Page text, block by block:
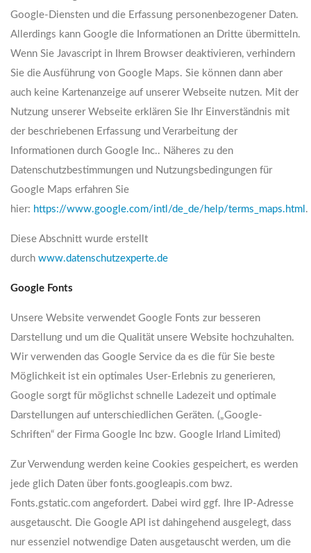
Google-Diensten und die Erfassung personenbezogener Daten.
Allerdings kann Google die Informationen an Dritte übermitteln.
Wenn Sie Javascript in Ihrem Browser deaktivieren, verhindern
Sie die Ausführung von Google Maps. Sie können dann aber
auch keine Kartenanzeige auf unserer Webseite nutzen. Mit der
Nutzung unserer Webseite erklären Sie Ihr Einverständnis mit
der beschriebenen Erfassung und Verarbeitung der
Informationen durch Google Inc.. Näheres zu den
Datenschutzbestimmungen und Nutzungsbedingungen für
Google Maps erfahren Sie
hier: https://www.google.com/intl/de_de/help/terms_maps.html .
Diese Abschnitt wurde erstellt
durch www.datenschutzexperte.de
Google Fonts
Unsere Website verwendet Google Fonts zur besseren
Darstellung und um die Qualität unsere Website hochzuhalten.
Wir verwenden das Google Service da es die für Sie beste
Möglichkeit ist ein optimales User-Erlebnis zu generieren,
Google sorgt für möglichst schnelle Ladezeit und optimale
Darstellungen auf unterschiedlichen Geräten. („Google-
Schriften“ der Firma Google Inc bzw. Google Irland Limited)
Zur Verwendung werden keine Cookies gespeichert, es werden
jede glich Daten über fonts.googleapis.com bwz.
Fonts.gstatic.com angefordert. Dabei wird ggf. Ihre IP-Adresse
ausgetauscht. Die Google API ist dahingehend ausgelegt, dass
nur essenziel notwendige Daten ausgetauscht werden, um die